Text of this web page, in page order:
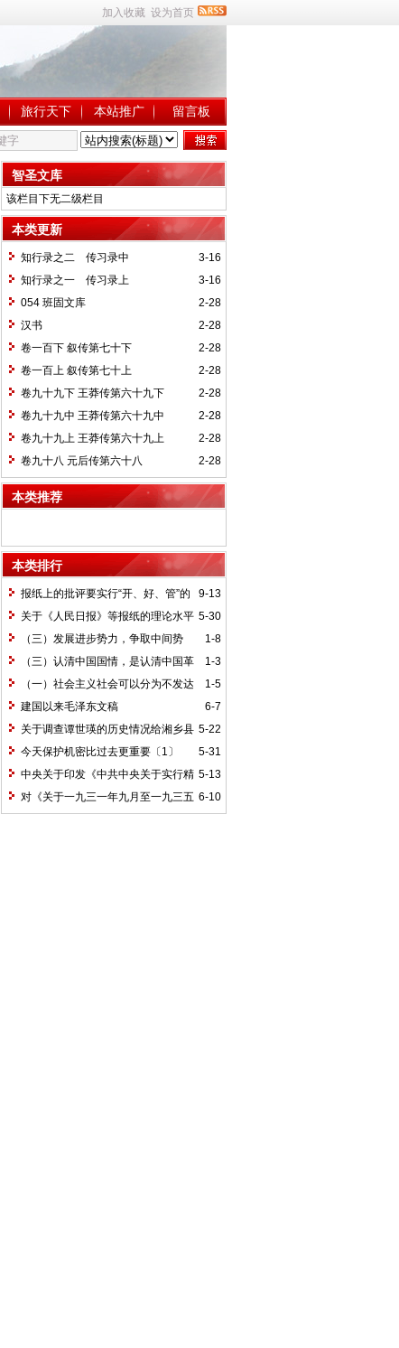
加入收藏 设为首页
旅行天下 本站推广 留言板
智圣文库
该栏目下无二级栏目
本类更新
3-16
知行录之二 传习录中
3-16
知行录之一 传习录上
2-28
054 班固文库
2-28
汉书
2-28
卷一百下 叙传第七十下
2-28
卷一百上 叙传第七十上
2-28
卷九十九下 王莽传第六十九下
2-28
卷九十九中 王莽传第六十九中
2-28
卷九十九上 王莽传第六十九上
2-28
卷九十八 元后传第六十八
本类推荐
本类排行
9-13
报纸上的批评要实行“开、好、管”的
方针*
5-30
关于《人民日报》等报纸的理论水平
的批语〔1〕
1-8
（三）发展进步势力，争取中间势
力，孤立顽固势力
1-3
（三）认清中国国情，是认清中国革
命一切问题的基本依据
1-5
（一）社会主义社会可以分为不发达
和比较发达两个阶段
6-7
建国以来毛泽东文稿
5-22
关于调查谭世瑛的历史情况给湘乡县
委的信和给谭世瑛的复信
5-31
今天保护机密比过去更重要〔1〕
5-13
中央关于印发《中共中央关于实行精
兵简政、增产节约、反对贪污、反对浪费
和反对官僚主义的决定》的通知和毛泽东
6-10
对《关于一九三一年九月至一九三五